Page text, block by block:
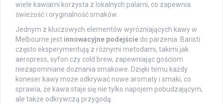
wiele kawiarni korzysta z lokalnych palarni, co zapewnia
świeżość i oryginalność smaków.
Jednym z kluczowych elementów wyróżniających kawy w
Melbourne jest innowacyjne podejście do parzenia. Baristi
często eksperymentują z różnymi metodami, takimi jak
aeropress, syfon czy cold brew, zapewniając gościom
niezapomniane doznania smakowe. Dzięki temu każdy
koneser kawy może odkrywać nowe aromaty i smaki, co
sprawia, że kawa staje się nie tylko napojem pobudzającym,
ale także odkrywczą przygodą.